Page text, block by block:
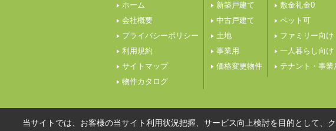
ホーム
会社概要
プライバシーポリシー
利用規約
サイトマップ
物件カタログ
新築戸建て
中古戸建て
土地
事業用
価格変更物件
敷金礼金0
ペット可
ファミリー向け
一人暮らし向け
テナント・事業
当サイトでは、お客様の当サイト利用状況把握、サービス向上検討を目的として、